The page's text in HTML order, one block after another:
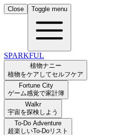
Close Toggle menu
SPARKFUL
植物ナニー
植物をケアしてセルフケア
Fortune City
ゲーム感覚で家計簿
Walkr
宇宙を探検しよう
To-Do Adventure
超楽しいTo-Doリスト